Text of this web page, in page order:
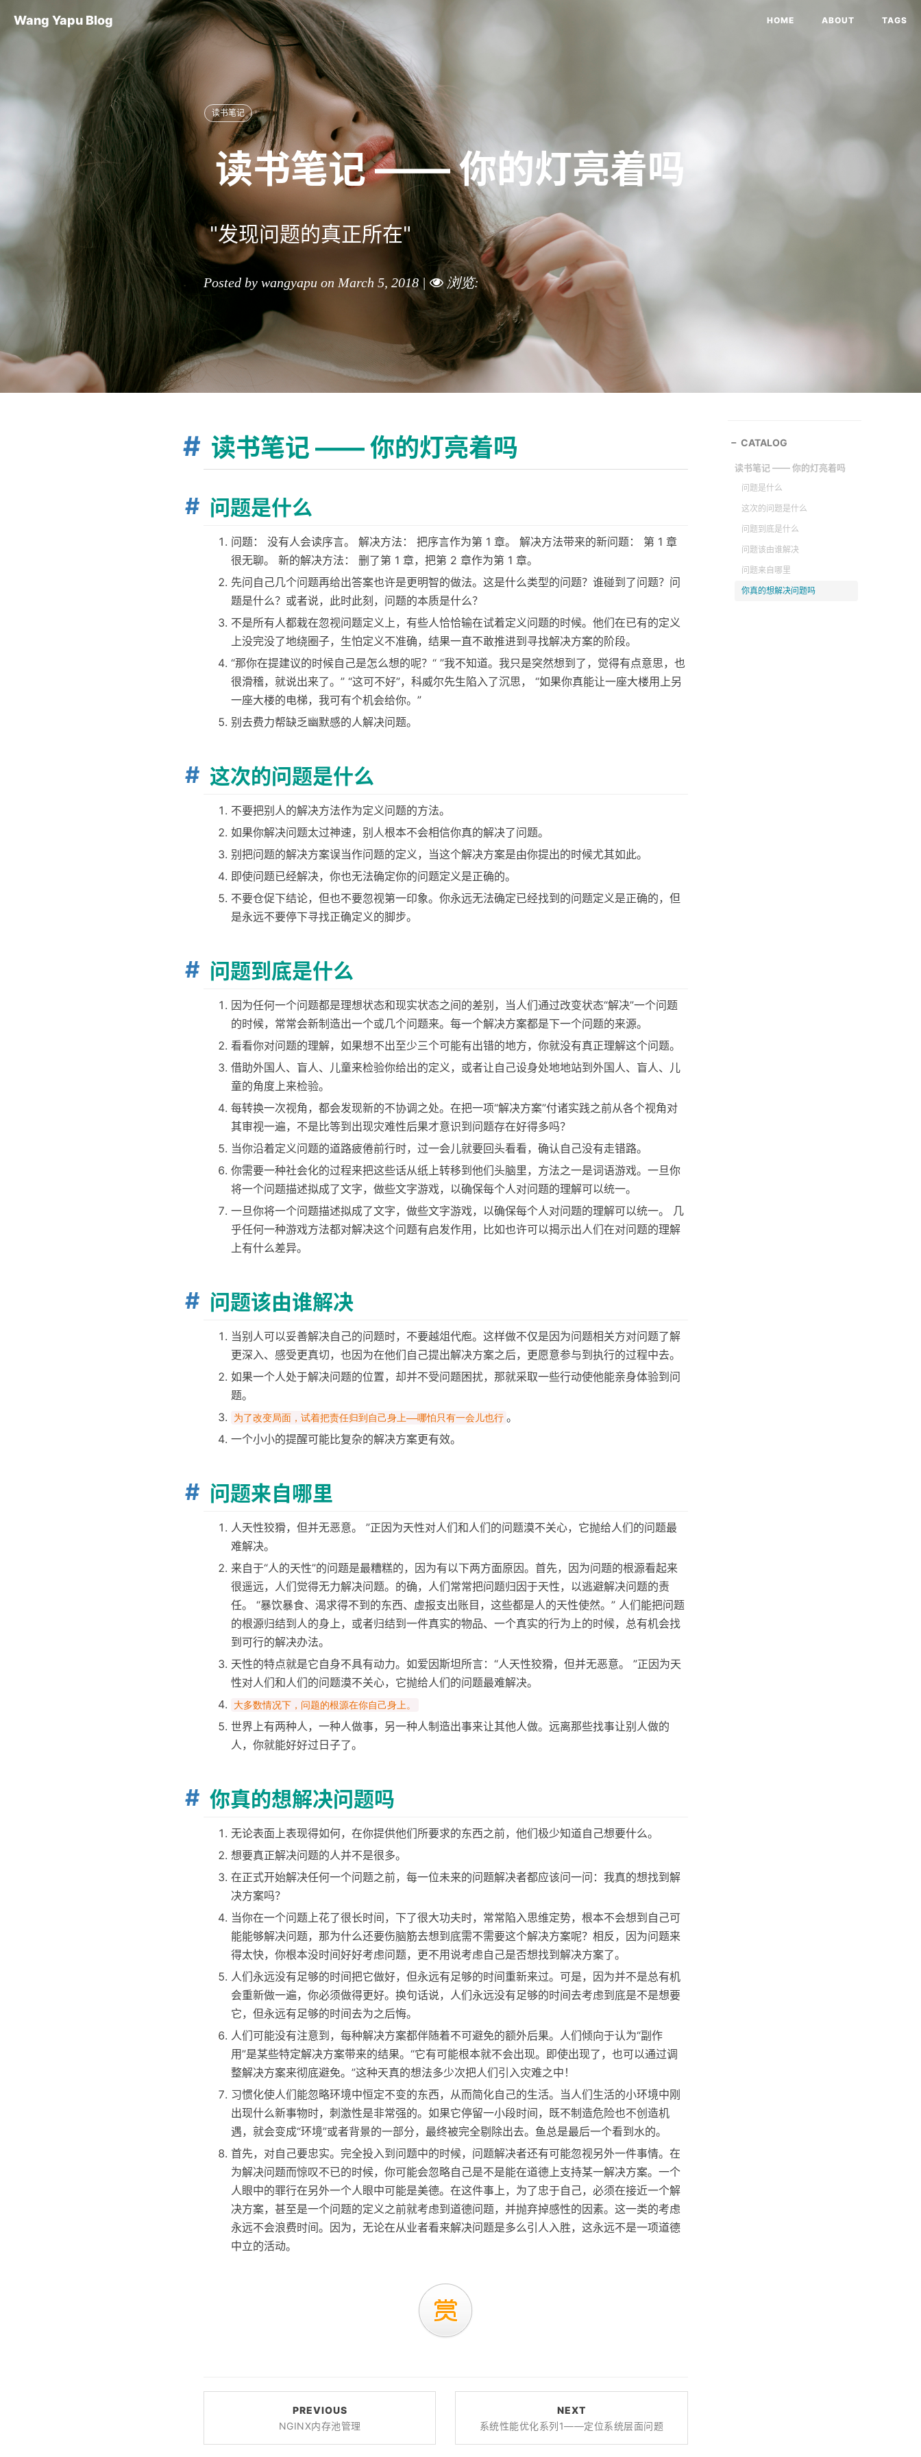
Wang Yapu Blog HOME ABOUT TAGS
读书笔记
读书笔记 —— 你的灯亮着吗
"发现问题的真正所在"
Posted by wangyapu on March 5, 2018 | 浏览:
读书笔记 —— 你的灯亮着吗
问题是什么
问题： 没有人会读序言。 解决方法： 把序言作为第 1 章。 解决方法带来的新问题： 第 1 章
很无聊。 新的解决方法： 删了第 1 章，把第 2 章作为第 1 章。
先问自己几个问题再给出答案也许是更明智的做法。这是什么类型的问题？谁碰到了问题？问
题是什么？或者说，此时此刻，问题的本质是什么？
不是所有人都栽在忽视问题定义上，有些人恰恰输在试着定义问题的时候。他们在已有的定义
上没完没了地绕圈子，生怕定义不准确，结果一直不敢推进到寻找解决方案的阶段。
“那你在提建议的时候自己是怎么想的呢？“ ”我不知道。我只是突然想到了，觉得有点意思，也
很滑稽，就说出来了。” “这可不好”，科威尔先生陷入了沉思， “如果你真能让一座大楼用上另
一座大楼的电梯，我可有个机会给你。”
别去费力帮缺乏幽默感的人解决问题。
这次的问题是什么
不要把别人的解决方法作为定义问题的方法。
如果你解决问题太过神速，别人根本不会相信你真的解决了问题。
别把问题的解决方案误当作问题的定义，当这个解决方案是由你提出的时候尤其如此。
即使问题已经解决，你也无法确定你的问题定义是正确的。
不要仓促下结论，但也不要忽视第一印象。你永远无法确定已经找到的问题定义是正确的，但
是永远不要停下寻找正确定义的脚步。
问题到底是什么
因为任何一个问题都是理想状态和现实状态之间的差别，当人们通过改变状态“解决”一个问题
的时候，常常会新制造出一个或几个问题来。每一个解决方案都是下一个问题的来源。
看看你对问题的理解，如果想不出至少三个可能有出错的地方，你就没有真正理解这个问题。
借助外国人、盲人、儿童来检验你给出的定义，或者让自己设身处地地站到外国人、盲人、儿
童的角度上来检验。
每转换一次视角，都会发现新的不协调之处。在把一项“解决方案”付诸实践之前从各个视角对
其审视一遍，不是比等到出现灾难性后果才意识到问题存在好得多吗？
当你沿着定义问题的道路疲倦前行时，过一会儿就要回头看看，确认自己没有走错路。
你需要一种社会化的过程来把这些话从纸上转移到他们头脑里，方法之一是词语游戏。一旦你
将一个问题描述拟成了文字，做些文字游戏，以确保每个人对问题的理解可以统一。
一旦你将一个问题描述拟成了文字，做些文字游戏，以确保每个人对问题的理解可以统一。 几
乎任何一种游戏方法都对解决这个问题有启发作用，比如也许可以揭示出人们在对问题的理解
上有什么差异。
问题该由谁解决
当别人可以妥善解决自己的问题时，不要越俎代庖。这样做不仅是因为问题相关方对问题了解
更深入、感受更真切，也因为在他们自己提出解决方案之后，更愿意参与到执行的过程中去。
如果一个人处于解决问题的位置，却并不受问题困扰，那就采取一些行动使他能亲身体验到问
题。
为了改变局面，试着把责任归到自己身上——哪怕只有一会儿也行 。
一个小小的提醒可能比复杂的解决方案更有效。
问题来自哪里
人天性狡猾，但并无恶意。 ”正因为天性对人们和人们的问题漠不关心，它抛给人们的问题最
难解决。
来自于“人的天性”的问题是最糟糕的，因为有以下两方面原因。首先，因为问题的根源看起来
很遥远，人们觉得无力解决问题。的确，人们常常把问题归因于天性，以逃避解决问题的责
任。 “暴饮暴食、渴求得不到的东西、虚报支出账目，这些都是人的天性使然。” 人们能把问题
的根源归结到人的身上，或者归结到一件真实的物品、一个真实的行为上的时候，总有机会找
到可行的解决办法。
天性的特点就是它自身不具有动力。如爱因斯坦所言：“人天性狡猾，但并无恶意。 ”正因为天
性对人们和人们的问题漠不关心，它抛给人们的问题最难解决。
大多数情况下，问题的根源在你自己身上。
世界上有两种人，一种人做事，另一种人制造出事来让其他人做。远离那些找事让别人做的
人，你就能好好过日子了。
你真的想解决问题吗
无论表面上表现得如何，在你提供他们所要求的东西之前，他们极少知道自己想要什么。
想要真正解决问题的人并不是很多。
在正式开始解决任何一个问题之前，每一位未来的问题解决者都应该问一问：我真的想找到解
决方案吗？
当你在一个问题上花了很长时间，下了很大功夫时，常常陷入思维定势，根本不会想到自己可
能能够解决问题，那为什么还要伤脑筋去想到底需不需要这个解决方案呢？相反，因为问题来
得太快，你根本没时间好好考虑问题，更不用说考虑自己是否想找到解决方案了。
人们永远没有足够的时间把它做好，但永远有足够的时间重新来过。可是，因为并不是总有机
会重新做一遍，你必须做得更好。换句话说，人们永远没有足够的时间去考虑到底是不是想要
它，但永远有足够的时间去为之后悔。
人们可能没有注意到，每种解决方案都伴随着不可避免的额外后果。人们倾向于认为“副作
用”是某些特定解决方案带来的结果。“它有可能根本就不会出现。即使出现了，也可以通过调
整解决方案来彻底避免。”这种天真的想法多少次把人们引入灾难之中！
习惯化使人们能忽略环境中恒定不变的东西，从而简化自己的生活。当人们生活的小环境中刚
出现什么新事物时，刺激性是非常强的。如果它停留一小段时间，既不制造危险也不创造机
遇，就会变成“环境”或者背景的一部分，最终被完全剔除出去。鱼总是最后一个看到水的。
首先，对自己要忠实。完全投入到问题中的时候，问题解决者还有可能忽视另外一件事情。在
为解决问题而惊叹不已的时候，你可能会忽略自己是不是能在道德上支持某一解决方案。一个
人眼中的罪行在另外一个人眼中可能是美德。在这件事上，为了忠于自己，必须在接近一个解
决方案，甚至是一个问题的定义之前就考虑到道德问题，并抛弃掉感性的因素。这一类的考虑
永远不会浪费时间。因为，无论在从业者看来解决问题是多么引人入胜，这永远不是一项道德
中立的活动。
PREVIOUS
NGINX内存池管理
NEXT
系统性能优化系列1——定位系统层面问题
CATALOG
读书笔记 —— 你的灯亮着吗
问题是什么
这次的问题是什么
问题到底是什么
问题该由谁解决
问题来自哪里
你真的想解决问题吗